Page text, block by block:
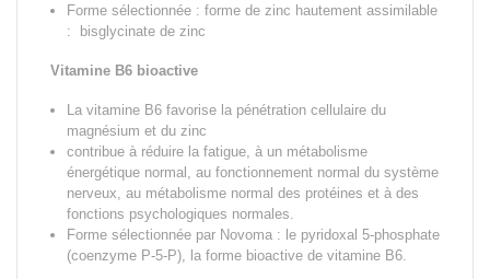
Forme sélectionnée : forme de zinc hautement assimilable
: bisglycinate de zinc
Vitamine B6 bioactive
La vitamine B6 favorise la pénétration cellulaire du
magnésium et du zinc
contribue à réduire la fatigue, à un métabolisme
énergétique normal, au fonctionnement normal du système
nerveux, au métabolisme normal des protéines et à des
fonctions psycholo­giques normales.
Forme sélectionnée par Novoma : le pyridoxal 5-phosphate
(coenzyme P-5-P), la forme bioactive de vitamine B6.